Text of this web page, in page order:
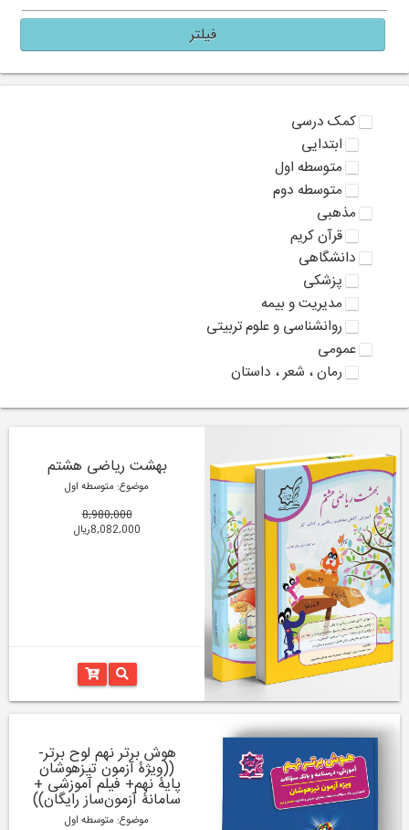
فیلتر
کمک درسی
ابتدایی
متوسطه اول
متوسطه دوم
مذهبی
قرآن کریم
دانشگاهی
پزشکی
مدیریت و بیمه
روانشناسی و علوم تربیتی
عمومی
رمان ، شعر ، داستان
بهشت ریاضی هشتم
موضوع: متوسطه اول
8,980,000
8,082,000ریال
هوش برتر نهم لوح برتر-
((ویژۀ آزمون تیزهوشان
پایۀ نهم+ فیلم آموزشی +
سامانۀ آزمون‌ساز رایگان))
موضوع: متوسطه اول